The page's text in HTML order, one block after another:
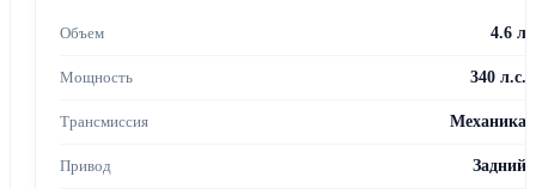
4.6 л
340 л.с.
Механика
Задний